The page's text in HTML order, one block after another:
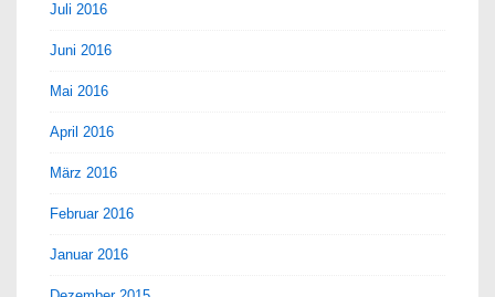
Juli 2016
Juni 2016
Mai 2016
April 2016
März 2016
Februar 2016
Januar 2016